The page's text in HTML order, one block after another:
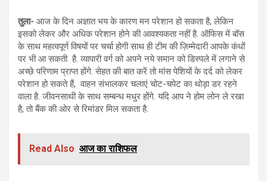
तुला- आज के दिन अज्ञात भय के कारण मन परेशान हो सकता है, लेकिन
इसको लेकर और अधिक परेशान होने की आवश्यकता नहीं है. ऑफिस में बॉस
के साथ महत्वपूर्ण विषयों पर चर्चा होगी साथ ही टीम की ज़िम्मेदारी आपके कंधों
पर भी आ सकती है. व्यापारी वर्ग को अपने नये समान को डिस्पले में लगाने से
अच्छे परिणाम प्राप्त होंगे. सेहत की बात करें तो मांस पेशियों के दर्द को लेकर
परेशान हो सकते हैं, वाहन संभालकर चलाएं चोट-चपेट का थोड़ा डर रहने
वाला है. जीवनसाथी के साथ सम्बन्ध मधुर होंगे. यदि आप ने होम लोन ले रखा
है, तो बैंक की ओर से रिमांडर मिल सकता है.
Read Also आज का राशिफल